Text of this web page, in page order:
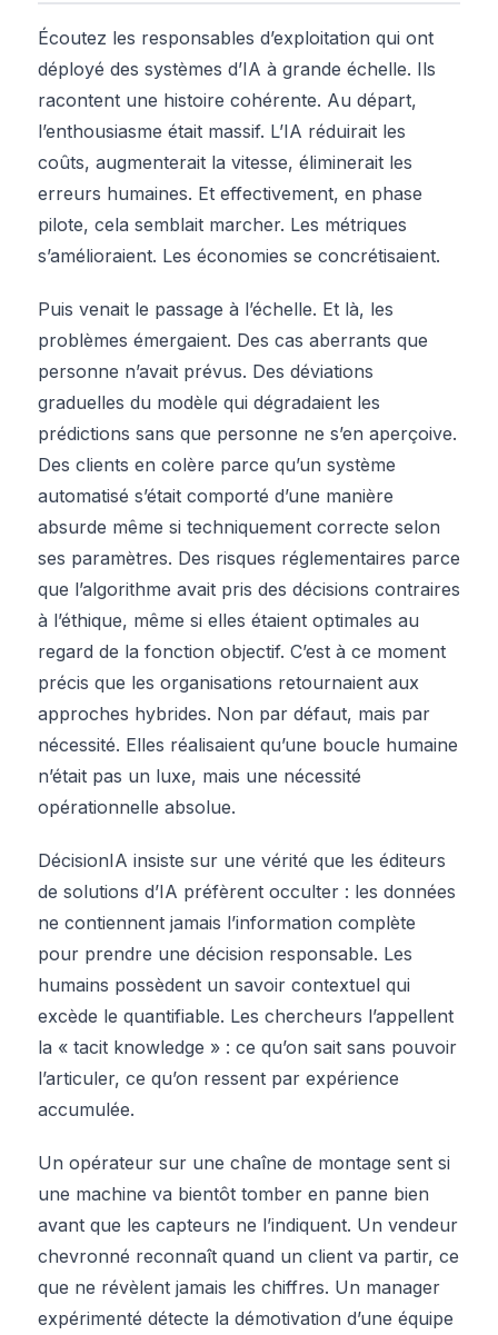
Écoutez les responsables d’exploitation qui ont
déployé des systèmes d’IA à grande échelle. Ils
racontent une histoire cohérente. Au départ,
l’enthousiasme était massif. L’IA réduirait les
coûts, augmenterait la vitesse, éliminerait les
erreurs humaines. Et effectivement, en phase
pilote, cela semblait marcher. Les métriques
s’amélioraient. Les économies se concrétisaient.
Puis venait le passage à l’échelle. Et là, les
problèmes émergaient. Des cas aberrants que
personne n’avait prévus. Des déviations
graduelles du modèle qui dégradaient les
prédictions sans que personne ne s’en aperçoive.
Des clients en colère parce qu’un système
automatisé s’était comporté d’une manière
absurde même si techniquement correcte selon
ses paramètres. Des risques réglementaires parce
que l’algorithme avait pris des décisions contraires
à l’éthique, même si elles étaient optimales au
regard de la fonction objectif. C’est à ce moment
précis que les organisations retournaient aux
approches hybrides. Non par défaut, mais par
nécessité. Elles réalisaient qu’une boucle humaine
n’était pas un luxe, mais une nécessité
opérationnelle absolue.
DécisionIA insiste sur une vérité que les éditeurs
de solutions d’IA préfèrent occulter : les données
ne contiennent jamais l’information complète
pour prendre une décision responsable. Les
humains possèdent un savoir contextuel qui
excède le quantifiable. Les chercheurs l’appellent
la « tacit knowledge » : ce qu’on sait sans pouvoir
l’articuler, ce qu’on ressent par expérience
accumulée.
Un opérateur sur une chaîne de montage sent si
une machine va bientôt tomber en panne bien
avant que les capteurs ne l’indiquent. Un vendeur
chevronné reconnaît quand un client va partir, ce
que ne révèlent jamais les chiffres. Un manager
expérimenté détecte la démotivation d’une équipe